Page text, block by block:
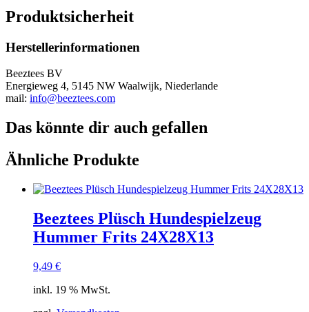
Produktsicherheit
Herstellerinformationen
Beeztees BV
Energieweg 4, 5145 NW Waalwijk, Niederlande
mail: info@beeztees.com
Das könnte dir auch gefallen
Ähnliche Produkte
Beeztees Plüsch Hundespielzeug
Hummer Frits 24X28X13
9,49 €
inkl. 19 % MwSt.